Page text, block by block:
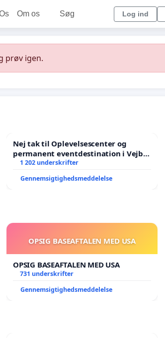
Om os Søg Log ind
prøv igen.
Nej tak til Oplevelsescenter og
permanent eventdestination i Vejby
- Ja tak til et levende lokalområde i
1 202 underskrifter
Gennemsigtighedsmeddelelse
OPSIG BASEAFTALEN MED USA
OPSIG BASEAFTALEN MED USA
731 underskrifter
Gennemsigtighedsmeddelelse